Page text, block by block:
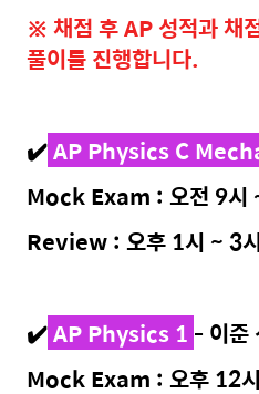
※ 채점 후 AP 성적과 채
풀이를 진행합니다.
✔️AP Physics C
Mock Exam : 오전 9시
Review : 오후 1시 ~ 3
✔️AP Physics 1 - 이준
Mock Exam : 오후 12